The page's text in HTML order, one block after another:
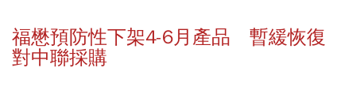
福懋預防性下架4-6月產品 暫緩恢復
對中聯採購